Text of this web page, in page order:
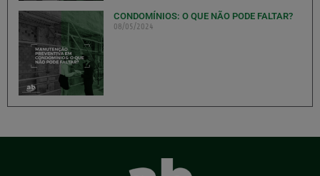
CONDOMÍNIOS: O QUE NÃO PODE FALTAR?
08/05/2024